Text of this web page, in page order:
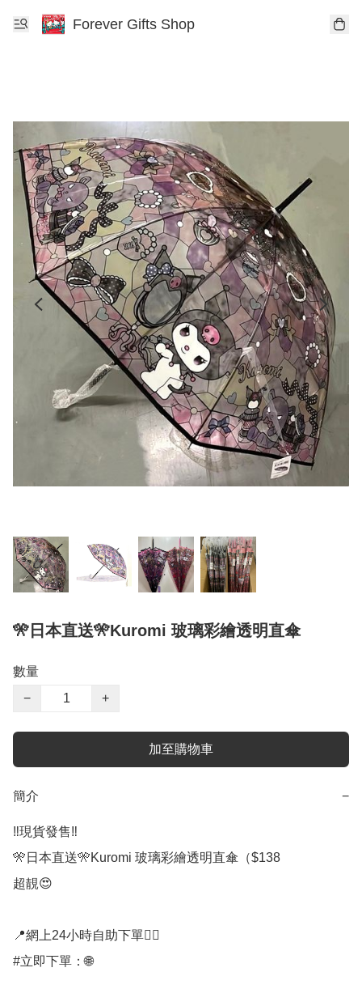
Forever Gifts Shop
🎌日本直送🎌Kuromi 玻璃彩繪透明直傘
數量
−
+
加至購物車
簡介 −
‼️現貨發售‼️
🎌日本直送🎌Kuromi 玻璃彩繪透明直傘（$138
超靚😍
📍網上24小時自助下單👍🏻
#立即下單：🌐